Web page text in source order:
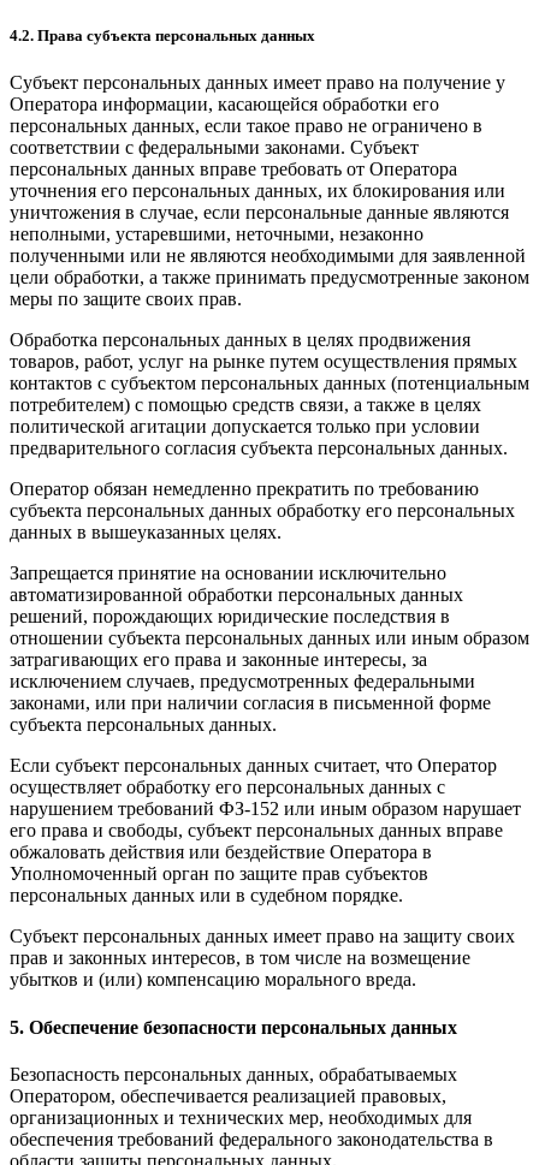
4.2. Права субъекта персональных данных
Субъект персональных данных имеет право на получение у
Оператора информации, касающейся обработки его
персональных данных, если такое право не ограничено в
соответствии с федеральными законами. Субъект
персональных данных вправе требовать от Оператора
уточнения его персональных данных, их блокирования или
уничтожения в случае, если персональные данные являются
неполными, устаревшими, неточными, незаконно
полученными или не являются необходимыми для заявленной
цели обработки, а также принимать предусмотренные законом
меры по защите своих прав.
Обработка персональных данных в целях продвижения
товаров, работ, услуг на рынке путем осуществления прямых
контактов с субъектом персональных данных (потенциальным
потребителем) с помощью средств связи, а также в целях
политической агитации допускается только при условии
предварительного согласия субъекта персональных данных.
Оператор обязан немедленно прекратить по требованию
субъекта персональных данных обработку его персональных
данных в вышеуказанных целях.
Запрещается принятие на основании исключительно
автоматизированной обработки персональных данных
решений, порождающих юридические последствия в
отношении субъекта персональных данных или иным образом
затрагивающих его права и законные интересы, за
исключением случаев, предусмотренных федеральными
законами, или при наличии согласия в письменной форме
субъекта персональных данных.
Если субъект персональных данных считает, что Оператор
осуществляет обработку его персональных данных с
нарушением требований ФЗ-152 или иным образом нарушает
его права и свободы, субъект персональных данных вправе
обжаловать действия или бездействие Оператора в
Уполномоченный орган по защите прав субъектов
персональных данных или в судебном порядке.
Субъект персональных данных имеет право на защиту своих
прав и законных интересов, в том числе на возмещение
убытков и (или) компенсацию морального вреда.
5. Обеспечение безопасности персональных данных
Безопасность персональных данных, обрабатываемых
Оператором, обеспечивается реализацией правовых,
организационных и технических мер, необходимых для
обеспечения требований федерального законодательства в
области защиты персональных данных.